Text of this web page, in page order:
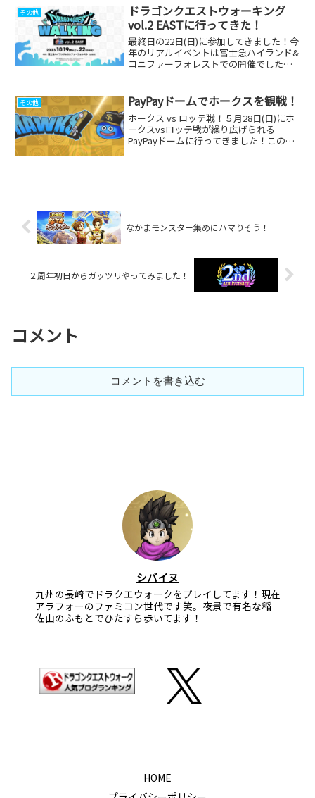
ウォークプレイヤーな...
その他
ドラゴンクエストウォーキング
vol.2 EASTに行ってきた！
最終日の22日(日)に参加してきました！今
年のリアルイベントは富士急ハイランド&
コニファーフォレストでの開催でした！
を計画しました♪前日の土曜日には東京
都のおみやげめぐ...
その他 PayPayドームでホークスを観戦！
ホークス vs ロッテ戦！５月28日(日)にホ
ークスvsロッテ戦が繰り広げられる
PayPayドームに行ってきました！この日
なかまモンスター集めにハマりそう！
２周年初日からガッツリやってみました！
コメント
コメントを書き込む
シバイヌ
九州の長崎でドラクエウォークをプレイしてます！現在
アラフォーのファミコン世代です笑。夜景で有名な稲
佐山のふもとでひたすら歩いてます！
HOME